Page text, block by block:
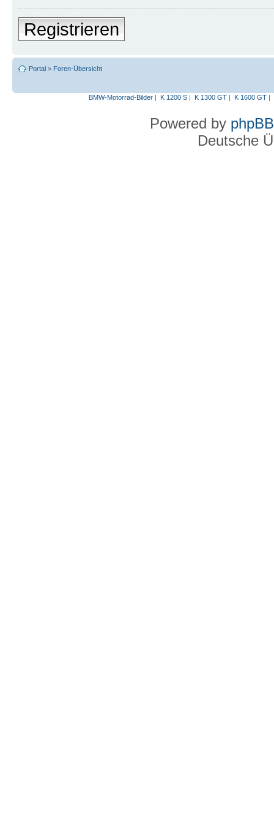
Registrieren
Portal » Foren-Übersicht
BMW-Motorrad-Bilder| K 1200 S| K 1300 GT| K 1600 GT|
Powered by phpBB
Deutsche